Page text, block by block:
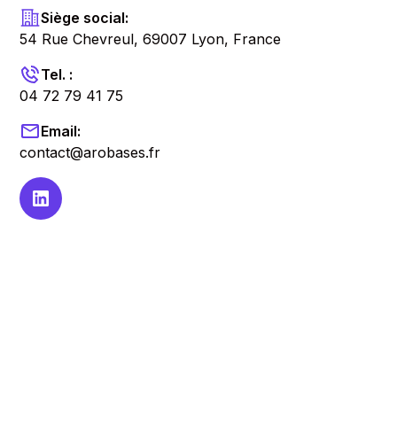
Siège social:
54 Rue Chevreul, 69007 Lyon, France
Tel. :
04 72 79 41 75
Email:
contact@arobases.fr